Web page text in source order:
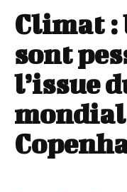
Climat :
sont
l’issue
mondial